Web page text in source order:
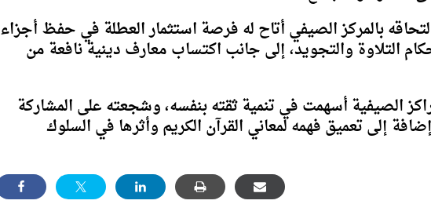
بالمركز الصيفي أتاح له فرصة استثمار العطلة في حفظ أجزاء
التلاوة والتجويد، إلى جانب اكتساب معارف دينية نافعة من
الصيفية أسهمت في تنمية ثقته بنفسه، وشجعته على المشاركة
إلى تعميق فهمه لمعاني القرآن الكريم وأثرها في السلوك